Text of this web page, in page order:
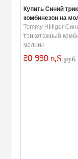
Купить Синий
комбинезон на
Tommy Hilfiger
трикотажный
молнии
20 990 в‚Ѕ руб.